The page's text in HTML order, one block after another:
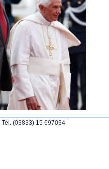
Tel. (03833) 15 697034 |